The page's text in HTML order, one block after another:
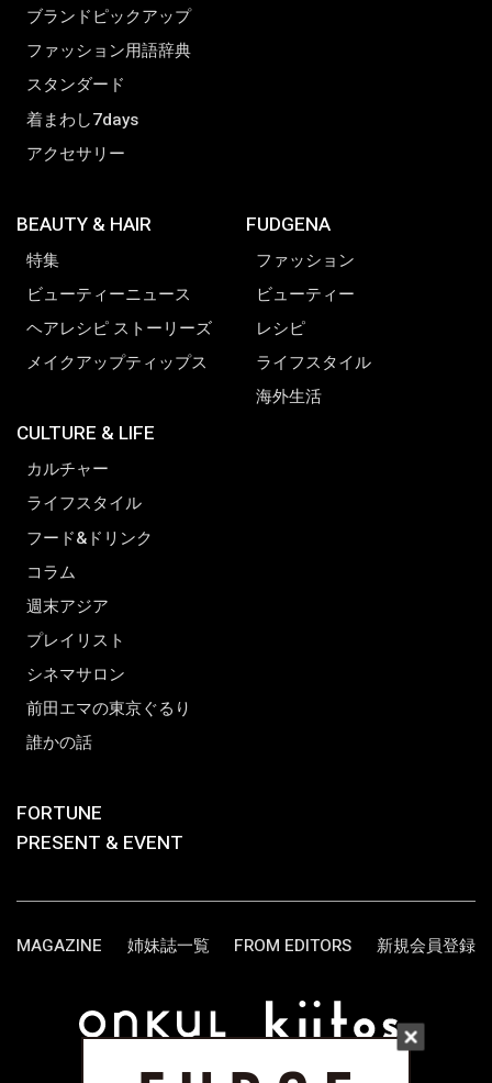
ブランドピックアップ
ファッション用語辞典
スタンダード
着まわし7days
アクセサリー
BEAUTY & HAIR
特集
ビューティーニュース
ヘアレシピ ストーリーズ
メイクアップティップス
CULTURE & LIFE
カルチャー
ライフスタイル
フード&ドリンク
コラム
週末アジア
プレイリスト
シネマサロン
前田エマの東京ぐるり
誰かの話
FUDGENA
ファッション
ビューティー
レシピ
ライフスタイル
海外生活
FORTUNE
PRESENT & EVENT
MAGAZINE 姉妹誌一覧 FROM EDITORS 新規会員登録